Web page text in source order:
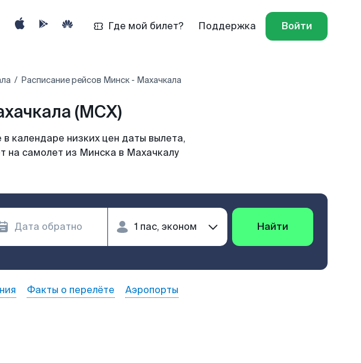
Где мой билет? Поддержка Войти
Расписание рейсов Минск - Махачкала
(MCX)
календаре низких цен даты вылета,
на самолет из Минска в Махачкалу
Найти
Факты о перелёте Аэропорты